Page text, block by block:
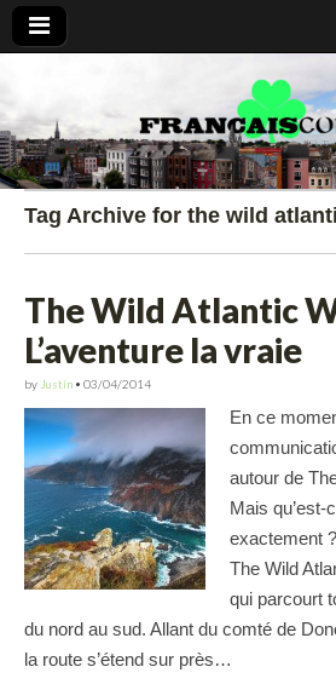
Francais Cork
Tag Archive for the wild
The Wild Atlantic
L’aventure la vraie
by Justin • 03/04/2014
En ce
autour de
Mais qu’est-
exactement
The Wild
qui parcourt
du nord au sud. Allant du comté de
la route s’étend sur près…